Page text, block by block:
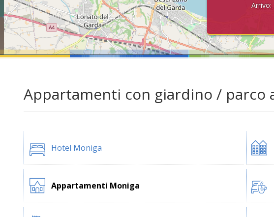
Arrivo:
Appartamenti con giardino / parco
Hotel Moniga
Appartamenti Moniga